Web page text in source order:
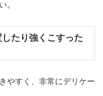
。
たり強くこすった
やすく、非常にデリケー